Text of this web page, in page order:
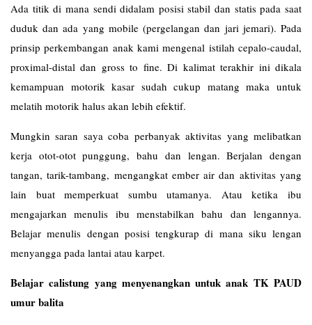
Ada titik di mana sendi didalam posisi stabil dan statis pada saat
duduk dan ada yang mobile (pergelangan dan jari jemari). Pada
prinsip perkembangan anak kami mengenal istilah cepalo-caudal,
proximal-distal dan gross to fine. Di kalimat terakhir ini dikala
kemampuan motorik kasar sudah cukup matang maka untuk
melatih motorik halus akan lebih efektif.
Mungkin saran saya coba perbanyak aktivitas yang melibatkan
kerja otot-otot punggung, bahu dan lengan. Berjalan dengan
tangan, tarik-tambang, mengangkat ember air dan aktivitas yang
lain buat memperkuat sumbu utamanya. Atau ketika ibu
mengajarkan menulis ibu menstabilkan bahu dan lengannya.
Belajar menulis dengan posisi tengkurap di mana siku lengan
menyangga pada lantai atau karpet.
Belajar calistung yang menyenangkan untuk anak TK PAUD
umur balita